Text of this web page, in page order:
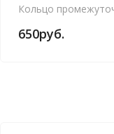
Кольцо
650руб.